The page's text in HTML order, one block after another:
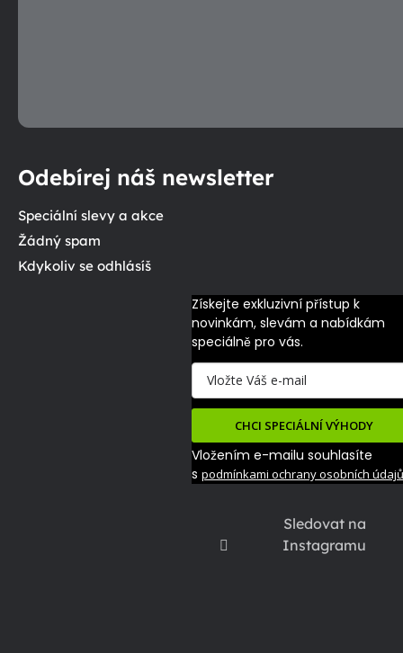
Sledovat na
Instagramu
Odebírej náš newsletter
Speciální slevy a akce
Žádný spam
Kdykoliv se odhlásíš
Získejte exkluzivní přístup k
novinkám, slevám a nabídkám
speciálně pro vás.
CHCI SPECIÁLNÍ VÝHODY
Vložením e-mailu souhlasíte
s podmínkami ochrany osobních údajů